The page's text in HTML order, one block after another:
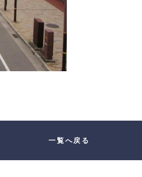
一覧へ戻る